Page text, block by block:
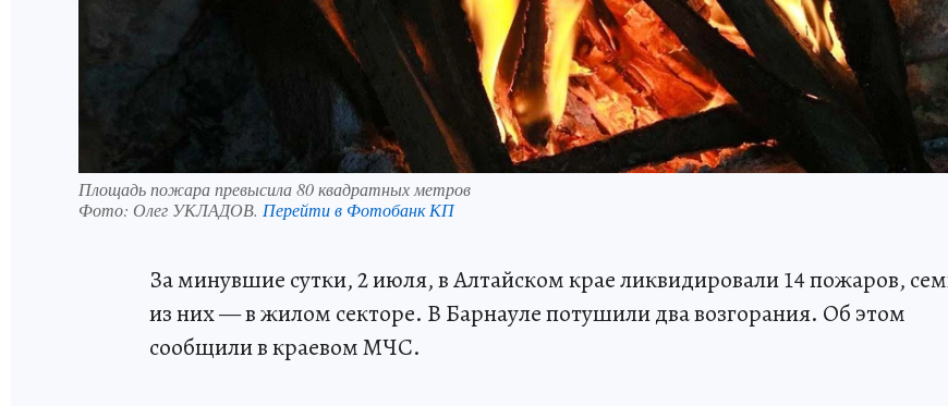
Площадь пожара превысила 80 квадратных метров
Фото: Олег УКЛАДОВ. Перейти в Фотобанк КП
За минувшие сутки, 2 июля, в Алтайском крае ликвидировали 14 пожаров,
из них — в жилом секторе. В Барнауле потушили два возгорания. Об этом
сообщили в краевом МЧС.